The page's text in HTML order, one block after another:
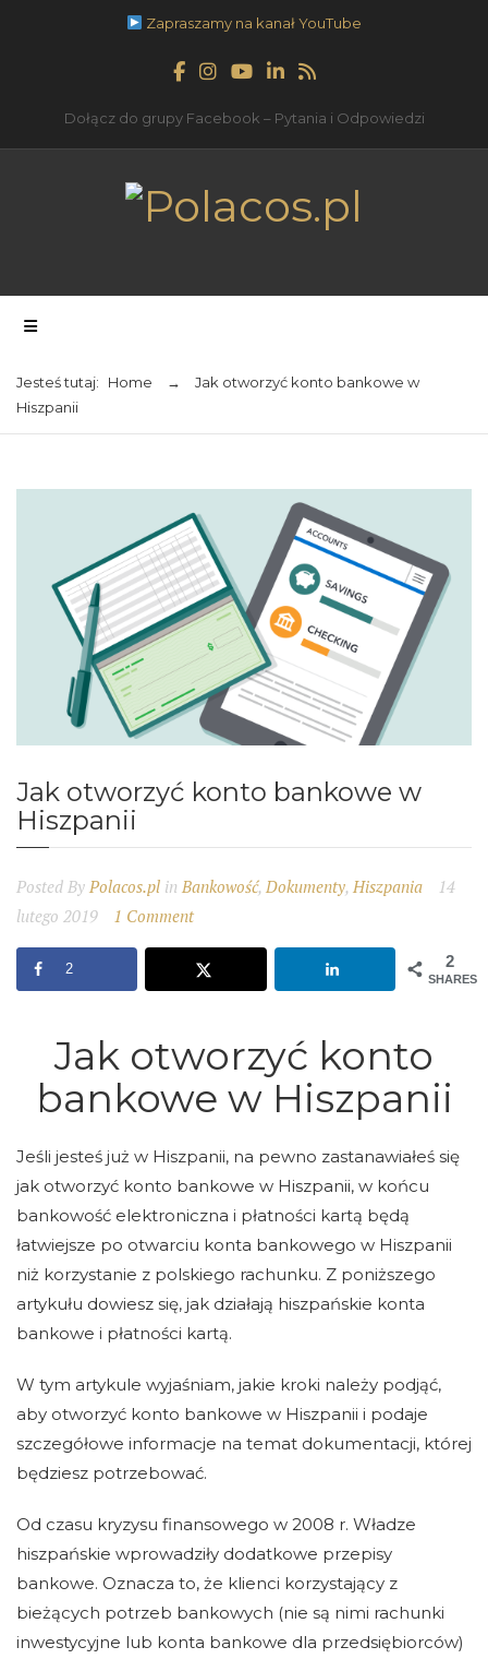
Zapraszamy na kanał YouTube
Dołącz do grupy Facebook – Pytania i Odpowiedzi
Jesteś tutaj: Home →
Jak otworzyć konto bankowe w
Hiszpanii
Jak otworzyć konto bankowe w
Hiszpanii
Posted By Polacos.pl in Bankowość, Dokumenty, Hiszpania
14
lutego 2019
1 Comment
2
SHARES
2
Jak otworzyć konto
bankowe w Hiszpanii
Jeśli jesteś już w Hiszpanii, na pewno zastanawiałeś się
jak otworzyć konto bankowe w Hiszpanii, w końcu
bankowość elektroniczna i płatności kartą będą
łatwiejsze po otwarciu konta bankowego w Hiszpanii
niż korzystanie z polskiego rachunku. Z poniższego
artykułu dowiesz się, jak działają hiszpańskie konta
bankowe i płatności kartą.
W tym artykule wyjaśniam, jakie kroki należy podjąć,
aby otworzyć konto bankowe w Hiszpanii i podaje
szczegółowe informacje na temat dokumentacji, której
będziesz potrzebować.
Od czasu kryzysu finansowego w 2008 r. Władze
hiszpańskie wprowadziły dodatkowe przepisy
bankowe. Oznacza to, że klienci korzystający z
bieżących potrzeb bankowych (nie są nimi rachunki
inwestycyjne lub konta bankowe dla przedsiębiorców)